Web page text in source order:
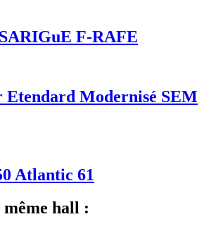
F-RAFE
Etendard Modernisé SEM
Atlantic 61
même hall :